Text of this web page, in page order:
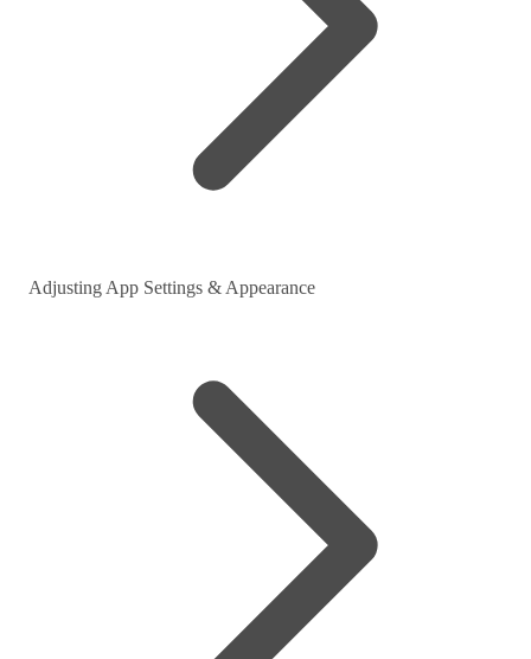
Adjusting App Settings & Appearance